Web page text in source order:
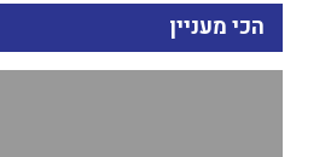
הכי מעניין